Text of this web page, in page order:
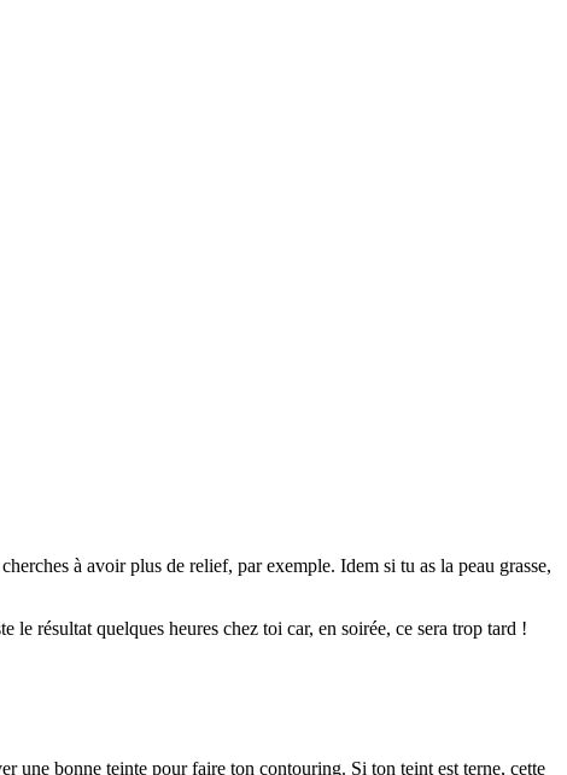
à avoir plus de relief, par exemple. Idem si tu as la peau grasse,
le résultat quelques heures chez toi car, en soirée, ce sera trop tard !
une bonne teinte pour faire ton contouring. Si ton teint est terne, cette